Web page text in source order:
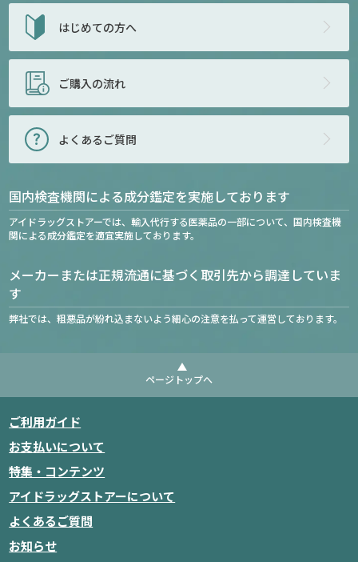
はじめての方へ
ご購入の流れ
よくあるご質問
国内検査機関による成分鑑定を実施しております
アイドラッグストアーでは、輸入代行する医薬品の一部について、国内検査機
関による成分鑑定を適宜実施しております。
メーカーまたは正規流通に基づく取引先から調達していま
す
弊社では、粗悪品が紛れ込まないよう細心の注意を払って運営しております。
ページトップへ
ご利用ガイド
お支払いについて
特集・コンテンツ
アイドラッグストアーについて
よくあるご質問
お知らせ